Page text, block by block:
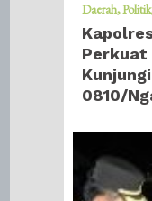
Daerah Politik
Perkuat
0810/